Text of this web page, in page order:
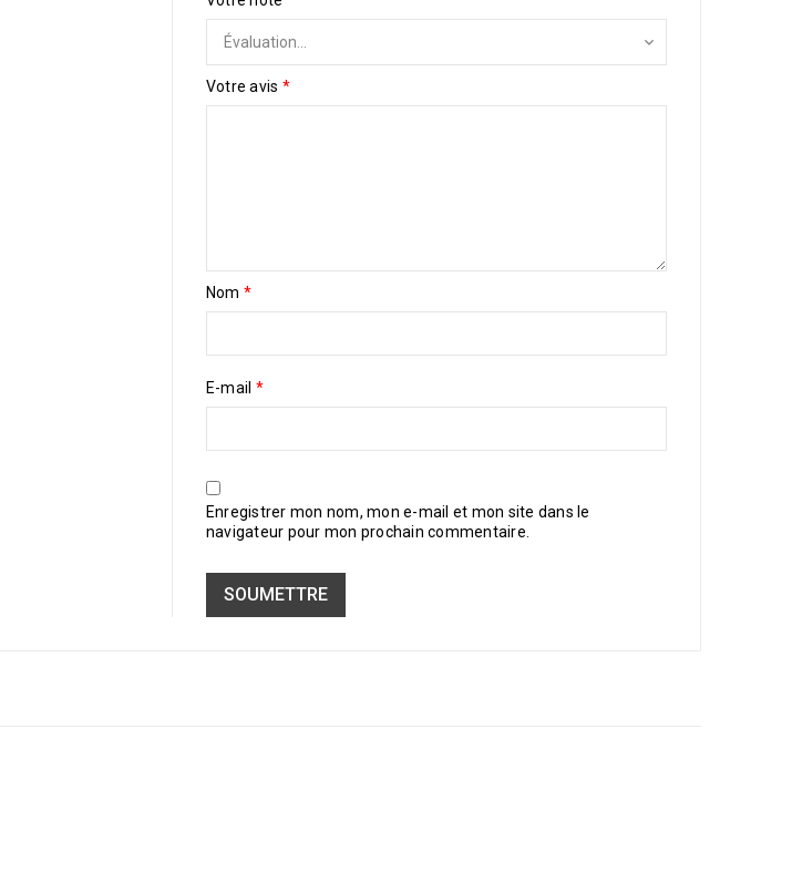
Votre avis *
Nom *
E-mail *
Enregistrer mon nom, mon e-mail et mon site dans le
navigateur pour mon prochain commentaire.